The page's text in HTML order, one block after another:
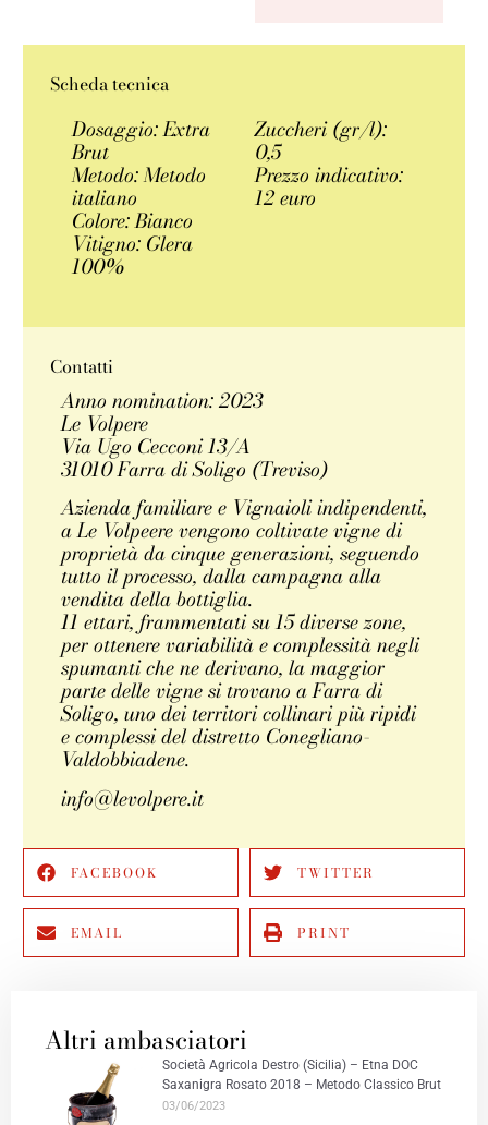
Scheda tecnica
Dosaggio: Extra
Brut
Metodo: Metodo
italiano
Colore: Bianco
Vitigno: Glera
100%
Zuccheri (gr/l):
0,5
Prezzo indicativo:
12 euro
Contatti
Anno nomination: 2023
Le Volpere
Via Ugo Cecconi 13/A
31010 Farra di Soligo (Treviso)
Azienda familiare e Vignaioli indipendenti,
a Le Volpeere vengono coltivate vigne di
proprietà da cinque generazioni, seguendo
tutto il processo, dalla campagna alla
vendita della bottiglia.
11 ettari, frammentati su 15 diverse zone,
per ottenere variabilità e complessità negli
spumanti che ne derivano, la maggior
parte delle vigne si trovano a Farra di
Soligo, uno dei territori collinari più ripidi
e complessi del distretto Conegliano-
Valdobbiadene.
info@levolpere.it
FACEBOOK TWITTER
EMAIL PRINT
Altri ambasciatori
Società Agricola Destro (Sicilia) – Etna DOC
Saxanigra Rosato 2018 – Metodo Classico Brut
03/06/2023